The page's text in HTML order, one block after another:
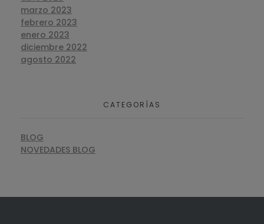
marzo 2023
febrero 2023
enero 2023
diciembre 2022
agosto 2022
CATEGORÍAS
BLOG
NOVEDADES BLOG